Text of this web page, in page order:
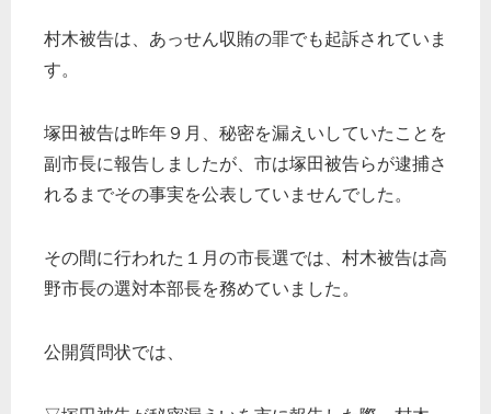
村木被告は、あっせん収賄の罪でも起訴されていま
す。
塚田被告は昨年９月、秘密を漏えいしていたことを
副市長に報告しましたが、市は塚田被告らが逮捕さ
れるまでその事実を公表していませんでした。
その間に行われた１月の市長選では、村木被告は高
野市長の選対本部長を務めていました。
公開質問状では、